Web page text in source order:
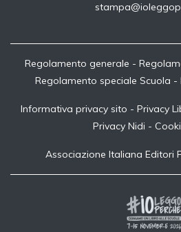
Regolamento generale -
Regolamento speciale Scuola -
Informativa privacy sito - Privacy
Privacy Nidi -
Associazione Italiana Editori